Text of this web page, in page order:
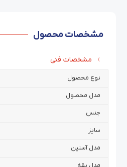
مشخصات محصول
مشخصات فنی
نوع محصول
مدل محصول
جنس
سایز
مدل آستین